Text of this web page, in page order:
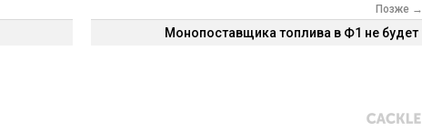
Позже →
Монопоставщика топлива в Ф1 не будет